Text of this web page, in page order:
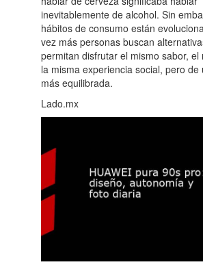
inevitablemente de alcohol. Sin
hábitos de consumo están
vez más personas buscan
permitan disfrutar el mismo sabor, el
la misma experiencia social, pero de
más equilibrada.
Lado.mx